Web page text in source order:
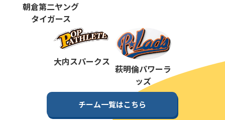
第7回
第6回 ポップアスリートカップ
第5回 ポップアスリートカップ
ポップアスリートカップ
ポップアスリートカップ
朝倉第二ヤング
タイガース
大内スパークス
萩明倫パワーラ
ッズ
チーム一覧はこちら